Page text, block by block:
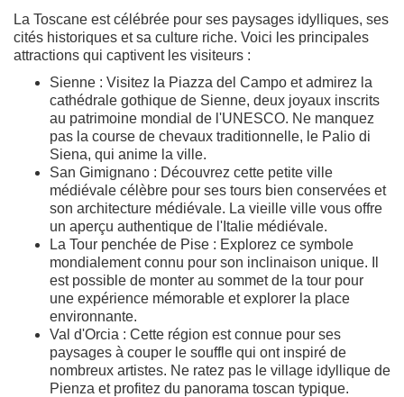
La Toscane est célébrée pour ses paysages idylliques, ses
cités historiques et sa culture riche. Voici les principales
attractions qui captivent les visiteurs :
Sienne : Visitez la Piazza del Campo et admirez la
cathédrale gothique de Sienne, deux joyaux inscrits
au patrimoine mondial de l'UNESCO. Ne manquez
pas la course de chevaux traditionnelle, le Palio di
Siena, qui anime la ville.
San Gimignano : Découvrez cette petite ville
médiévale célèbre pour ses tours bien conservées et
son architecture médiévale. La vieille ville vous offre
un aperçu authentique de l'Italie médiévale.
La Tour penchée de Pise : Explorez ce symbole
mondialement connu pour son inclinaison unique. Il
est possible de monter au sommet de la tour pour
une expérience mémorable et explorer la place
environnante.
Val d'Orcia : Cette région est connue pour ses
paysages à couper le souffle qui ont inspiré de
nombreux artistes. Ne ratez pas le village idyllique de
Pienza et profitez du panorama toscan typique.